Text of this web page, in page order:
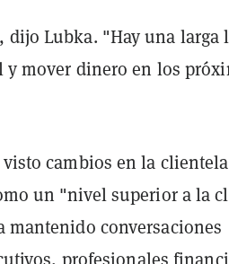
dijo Lubka. "Hay una larga
y mover dinero en los
cambios en la clientela
un "nivel superior a la
conversaciones